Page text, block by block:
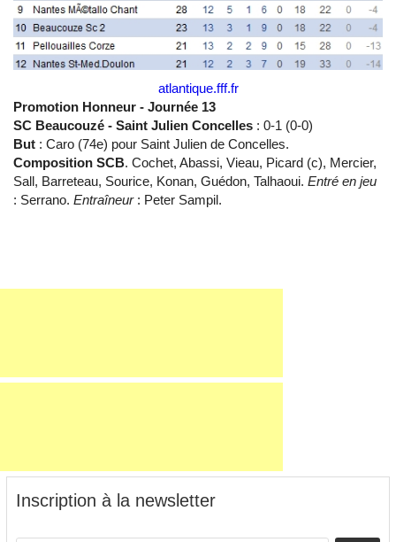
atlantique.fff.fr
Promotion Honneur - Journée 13
SC Beaucouzé - Saint Julien Concelles : 0-1 (0-0)
But : Caro (74e) pour Saint Julien de Concelles.
Composition SCB. Cochet, Abassi, Vieau, Picard (c), Mercier,
Sall, Barreteau, Sourice, Konan, Guédon, Talhaoui. Entré en jeu
: Serrano. Entraîneur: Peter Sampil.
Inscription à la newsletter